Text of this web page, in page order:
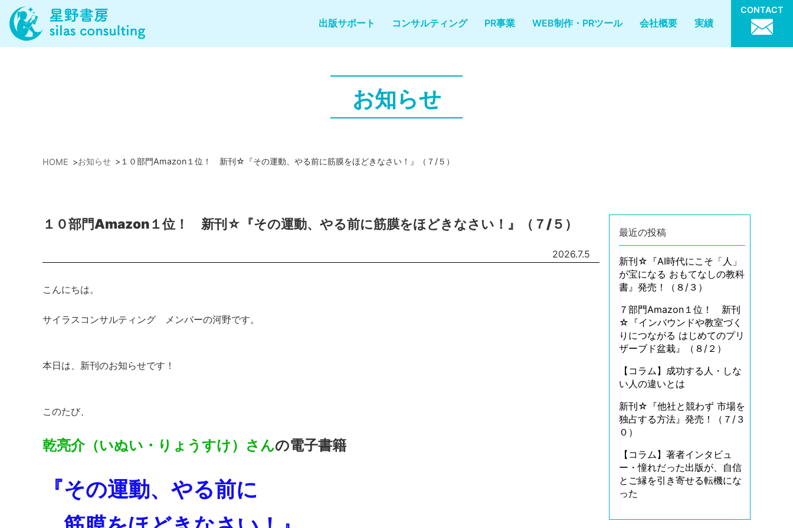
出版サポート コンサルティング PR事業 WEB制作・PRツール 会社概要 実績
CONTACT
お知らせ
HOME >お知らせ > １０部門Amazon１位！ 新刊☆『その運動、やる前に筋膜をほどきなさい！』（７/５）
１０部門Amazon１位！ 新刊☆『その運動、やる前に筋膜をほどきなさい！』（７/５）
2026.7.5
こんにちは。
サイラスコンサルティング メンバーの河野です。
本日は、新刊のお知らせです！
このたび、
乾亮介（いぬい・りょうすけ）さんの電子書籍
『その運動、やる前に
最近の投稿
新刊☆『AI時代にこそ「人」
が宝になる おもてなしの教科
書』発売！（８/３）
７部門Amazon１位！ 新刊
☆『インバウンドや教室づく
りにつながる はじめてのプリ
ザーブド盆栽』（８/２）
【コラム】成功する人・しな
い人の違いとは
新刊☆『他社と競わず 市場を
独占する方法』発売！（７/３
０）
【コラム】著者インタビュ
ー・憧れだった出版が、自信
とご縁を引き寄せる転機にな
った